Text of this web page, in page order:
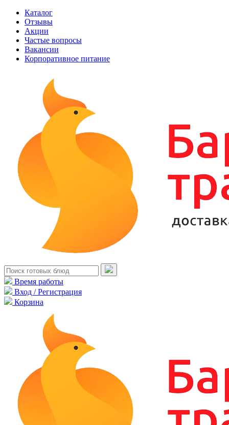
Каталог
Отзывы
Акции
Частые вопросы
Вакансии
Корпоративное питание
Время работы
Вход / Регистрация
Корзина